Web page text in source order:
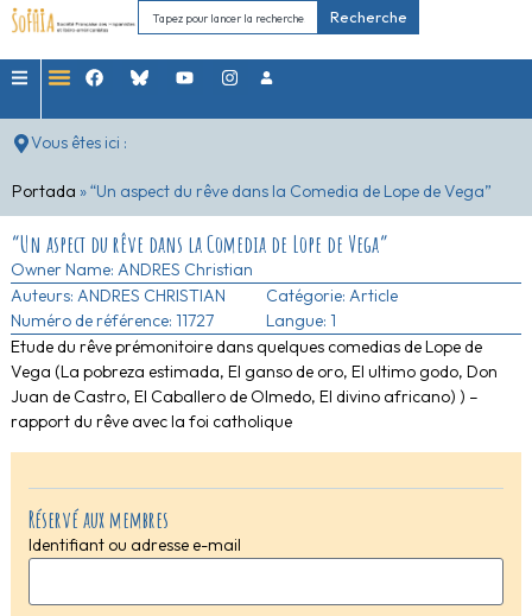
Recherche
Vous êtes ici :
Portada »“Un aspect du rêve dans la Comedia de Lope de Vega”
Réservé aux membres
Identifiant ou adresse e-mail
“Un aspect du rêve dans la Comedia de Lope de Vega”
Owner Name: ANDRES Christian
Auteurs: ANDRES CHRISTIAN
Numéro de référence: 11727
Catégorie: Article
Langue: 1
Etude du rêve prémonitoire dans quelques comedias de Lope de
Vega (La pobreza estimada, El ganso de oro, El ultimo godo, Don
Juan de Castro, El Caballero de Olmedo, El divino africano) ) –
rapport du rêve avec la foi catholique